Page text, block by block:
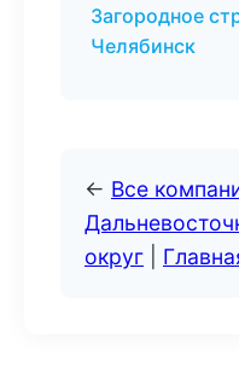
Загородное
Челябинск
← Все
округ